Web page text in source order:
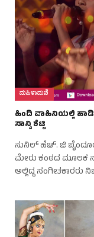
ಮಹಿಳಾಮಣಿ
ಹಿಂದಿ ವಾಹಿನಿಯಲ್ಲಿ
ಸಾನ್ವಿ ಶೆಟ್ಟಿ
ಸುನಿಲ್ ಹೆಚ್. ಜಿ
ಮೇರು ಕಂಠದ ಮೂಲಕ
ಅಲ್ಲಿದ್ದ ಸಂಗೀತಕಾರರು